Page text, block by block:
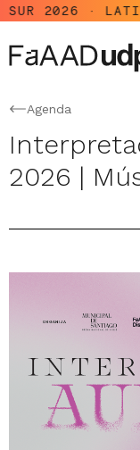
2026 ·
Agenda
2026 |